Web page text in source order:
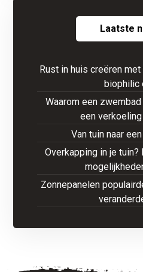
Laatste
Rust in huis creëren
biophilic
Waarom een
een
Van tuin naar
Overkapping in je
Zonnepanelen